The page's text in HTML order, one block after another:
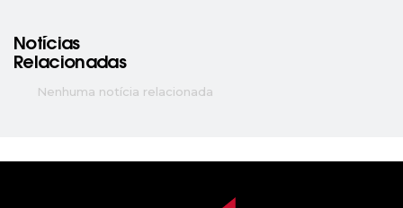
Notícias
Relacionadas
Nenhuma notícia relacionada